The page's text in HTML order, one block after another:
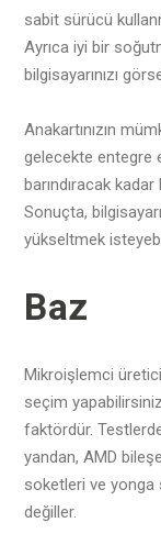
sabit sürücü
Ayrıca iyi bir
bilgisayarınızı
Anakartınızın
gelecekte entegre
barındıracak
Sonuçta,
yükseltmek
Baz
Mikroişlemci
seçim
faktördür.
yandan, AMD
soketleri ve yonga
değiller.